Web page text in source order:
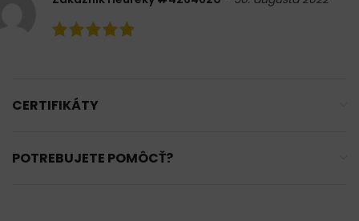
CERTIFIKÁTY
POTREBUJETE POMÔCŤ?